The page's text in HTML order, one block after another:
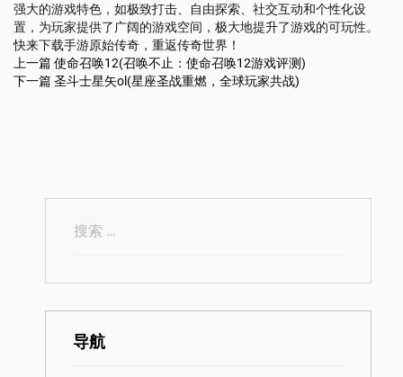
强大的游戏特色，如极致打击、自由探索、社交互动和个性化设
置，为玩家提供了广阔的游戏空间，极大地提升了游戏的可玩性。
快来下载手游原始传奇，重返传奇世界！
上一篇使命召唤12(召唤不止：使命召唤12游戏评测)
下一篇圣斗士星矢ol(星座圣战重燃，全球玩家共战)
导航